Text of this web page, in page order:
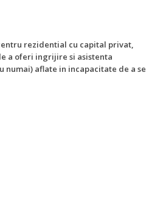
rezidential cu capital privat,
a oferi ingrijire si asistenta
numai) aflate in incapacitate de a se